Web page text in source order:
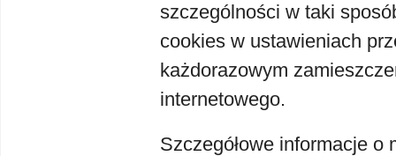
szczególności w taki
cookies w ustawieniach
każdorazowym
internetowego.
Szczegółowe informacje o